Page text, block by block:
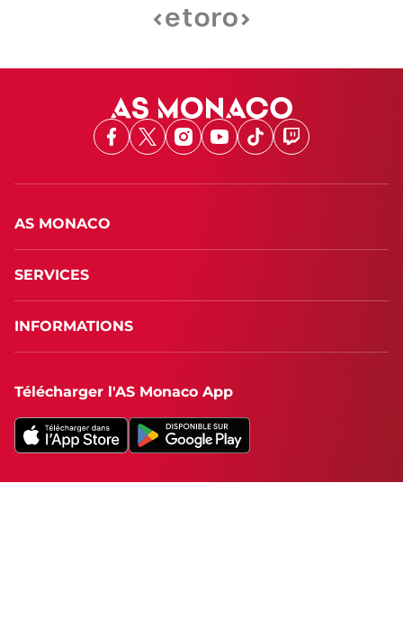
Facebook
X Instagram
Youtube
TikTokTwitch
AS MONACO
SERVICES
INFORMATIONS
Télécharger l'AS Monaco App